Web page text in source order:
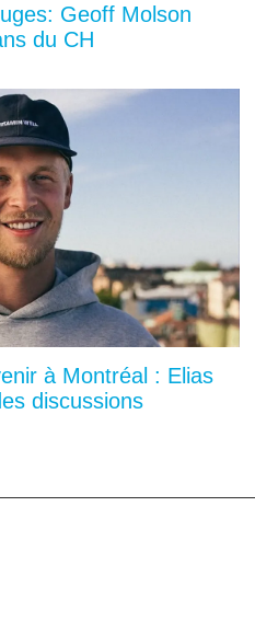
Geoff Molson
du CH
à Montréal : Elias
discussions